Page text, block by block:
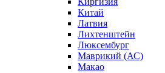
Китай
Латвия
Лихтенштейн
Люксембург
Маврикий (АС)
Макао